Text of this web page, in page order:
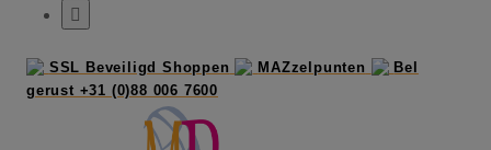

SSL Beveiligd Shoppen MAZzelpunten
Bel
gerust +31 (0)88 006 7600